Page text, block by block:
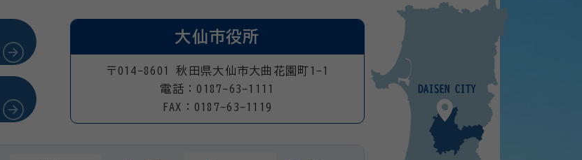
大仙市役所
〒014-8601 秋田県大仙市大曲花園町1-1
電話：0187-63-1111
FAX：0187-63-1119